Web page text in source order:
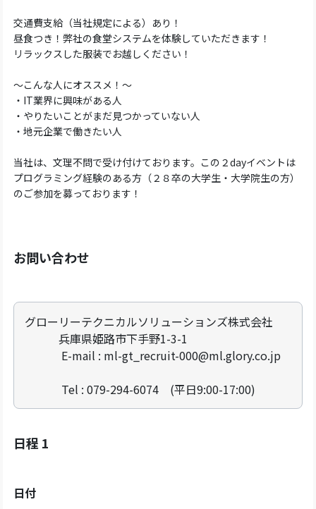
交通費支給（当社規定による）あり！
昼食つき！弊社の食堂システムを体験していただきます！
リラックスした服装でお越しください！
～こんな人にオススメ！～
・IT業界に興味がある人
・やりたいことがまだ見つかっていない人
・地元企業で働きたい人
当社は、文理不問で受け付けております。この２dayイベントは
プログラミング経験のある方（２８卒の大学生・大学院生の方）
のご参加を募っております！
お問い合わせ
グローリーテクニカルソリューションズ株式会社
兵庫県姫路市下手野1-3-1
E-mail : ml-gt_recruit-000@ml.glory.co.jp
Tel : 079-294-6074 (平日9:00-17:00)
日程 1
日付